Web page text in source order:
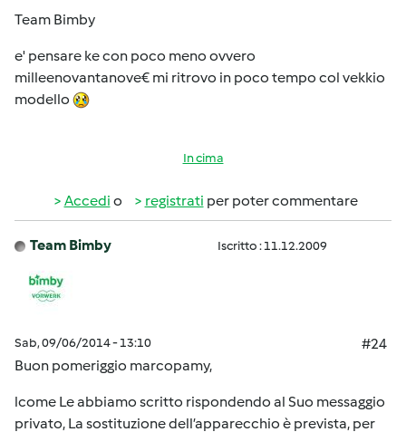
Team Bimby
e' pensare ke con poco meno ovvero
milleenovantanove€ mi ritrovo in poco tempo col vekkio
modello
In cima
Accedi o registrati per poter commentare
Team Bimby Iscritto : 11.12.2009
Sab, 09/06/2014 - 13:10
#24
Buon pomeriggio marcopamy,
lcome Le abbiamo scritto rispondendo al Suo messaggio
privato, La sostituzione dell’apparecchio è prevista, per